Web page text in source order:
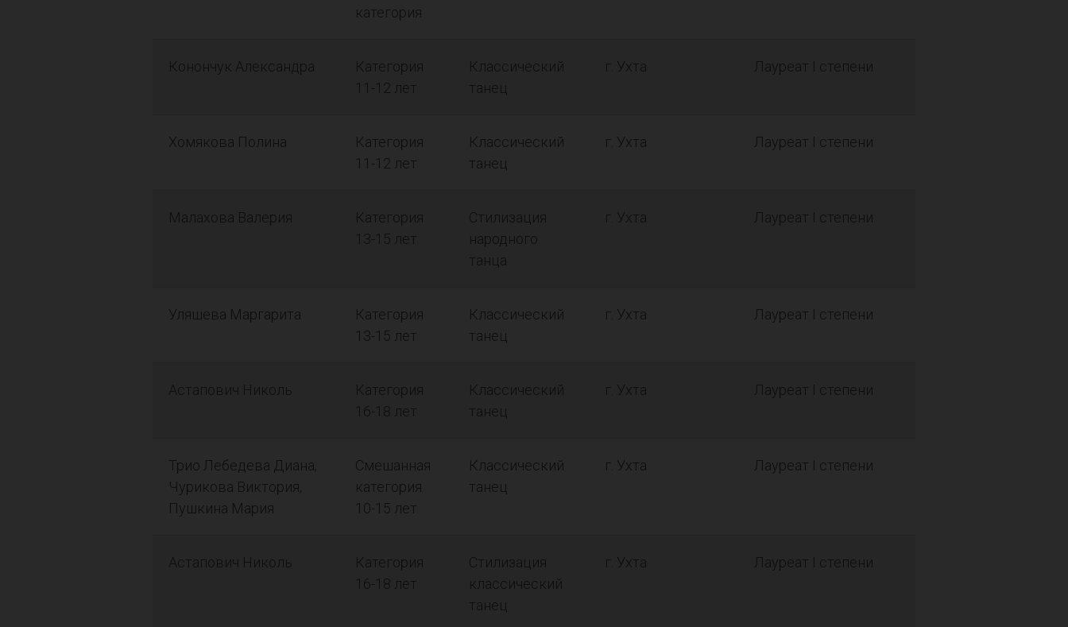
категория
Конончук Александра
Категория
11-12 лет
Классический
танец
г. Ухта Лауреат I степени
Хомякова Полина
Категория
11-12 лет
Классический
танец
г. Ухта Лауреат I степени
Малахова Валерия
Категория
13-15 лет
Стилизация
народного
танца
г. Ухта Лауреат I степени
Уляшева Маргарита
Категория
13-15 лет
Классический
танец
г. Ухта Лауреат I степени
Астапович Николь
Категория
16-18 лет
Классический
танец
г. Ухта Лауреат I степени
Трио Лебедева Диана,
Чурикова Виктория,
Пушкина Мария
Смешанная
категория
10-15 лет
Классический
танец
г. Ухта Лауреат I степени
Астапович Николь
Категория
16-18 лет
Стилизация
классический
танец
г. Ухта Лауреат I степени